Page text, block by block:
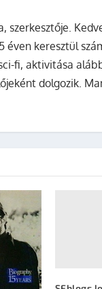
szerkesztője.
éven keresztül
fi, aktivitása
dolgozik.